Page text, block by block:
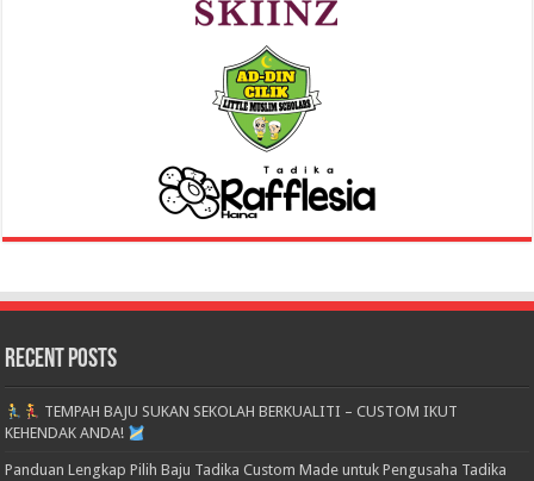
Recent Posts
TEMPAH BAJU SUKAN SEKOLAH BERKUALITI – CUSTOM IKUT
KEHENDAK ANDA!
Panduan Lengkap Pilih Baju Tadika Custom Made untuk Pengusaha Tadika